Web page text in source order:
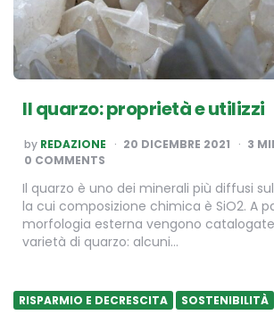
Il quarzo: proprietà e utilizzi
POSTED
BY
by REDAZIONE 20 DICEMBRE 2021 3
0 COMMENTS
Il quarzo è uno dei minerali più diffusi
la cui composizione chimica è SiO2. A
morfologia esterna vengono
varietà di quarzo: alcuni…
RISPARMIO E DECRESCITA SOSTENIBILITÀ